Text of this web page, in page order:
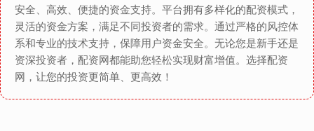
安全、高效、便捷的资金支持。平台拥有多样化的配资模式，
灵活的资金方案，满足不同投资者的需求。通过严格的风控体
系和专业的技术支持，保障用户资金安全。无论您是新手还是
资深投资者，配资网都能助您轻松实现财富增值。选择配资
网，让您的投资更简单、更高效！